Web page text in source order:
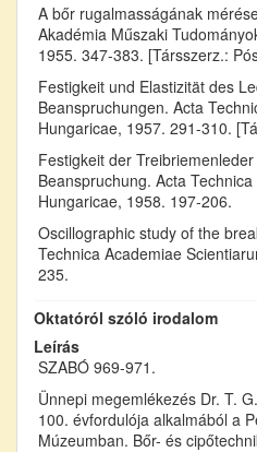
A bőr rugalmasságának
Akadémia Műszaki
1955. 347-383. [Társszerz.:
Festigkeit und Elastizität des
Beanspruchungen. Acta
Hungaricae, 1957. 291-310.
Festigkeit der
Beanspruchung. Acta
Hungaricae, 1958. 197-206.
Oscillographic study of the
Technica Academiae
235.
Oktatóról szóló irodalom
Leírás
SZABÓ 969-971.
Ünnepi megemlékezés Dr. T.
100. évfordulója alkalmából a
Múzeumban. Bőr- és